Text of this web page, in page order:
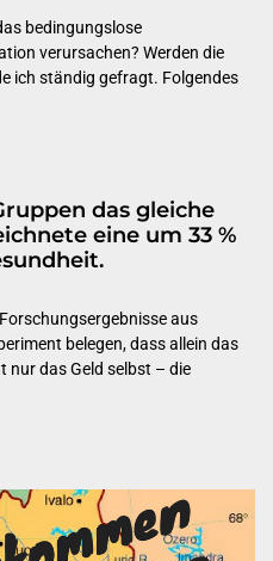
bedingungslose
verursachen? Werden die
ich ständig gefragt. Folgendes
das gleiche
eine um 33 %
aus
belegen, dass allein das
nur das Geld selbst – die